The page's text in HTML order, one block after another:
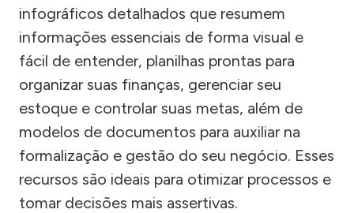
infográficos detalhados que resumem
informações essenciais de forma visual e
fácil de entender, planilhas prontas para
organizar suas finanças, gerenciar seu
estoque e controlar suas metas, além de
modelos de documentos para auxiliar na
formalização e gestão do seu negócio. Esses
recursos são ideais para otimizar processos e
tomar decisões mais assertivas.